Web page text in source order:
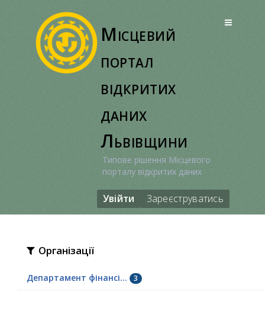
Місцевий
портал
відкритих
даних
Львівщини
Типове рішення Місцевого
порталу відкритих даних
Увійти Зареєструватись
Організації
Департамент фінансі... 3